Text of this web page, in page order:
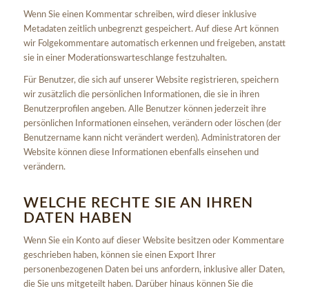
Wenn Sie einen Kommentar schreiben, wird dieser inklusive
Metadaten zeitlich unbegrenzt gespeichert. Auf diese Art können
wir Folgekommentare automatisch erkennen und freigeben, anstatt
sie in einer Moderationswarteschlange festzuhalten.
Für Benutzer, die sich auf unserer Website registrieren, speichern
wir zusätzlich die persönlichen Informationen, die sie in ihren
Benutzerprofilen angeben. Alle Benutzer können jederzeit ihre
persönlichen Informationen einsehen, verändern oder löschen (der
Benutzername kann nicht verändert werden). Administratoren der
Website können diese Informationen ebenfalls einsehen und
verändern.
WELCHE RECHTE SIE AN IHREN
DATEN HABEN
Wenn Sie ein Konto auf dieser Website besitzen oder Kommentare
geschrieben haben, können sie einen Export Ihrer
personenbezogenen Daten bei uns anfordern, inklusive aller Daten,
die Sie uns mitgeteilt haben. Darüber hinaus können Sie die